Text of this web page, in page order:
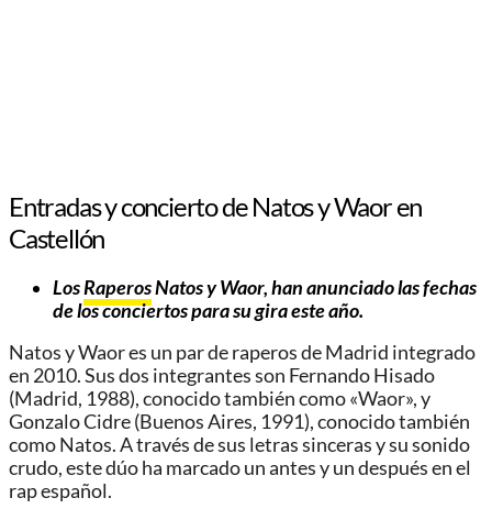
Entradas y concierto de Natos y Waor en
Castellón
LosRaperosNatos y Waor, han anunciado las fechas
de los conciertos para su gira este año.
Natos y Waor es un par de raperos de Madrid integrado
en 2010. Sus dos integrantes son Fernando Hisado
(Madrid, 1988), conocido también como «Waor», y
Gonzalo Cidre (Buenos Aires, 1991), conocido también
como Natos. A través de sus letras sinceras y su sonido
crudo, este dúo ha marcado un antes y un después en el
rap español.